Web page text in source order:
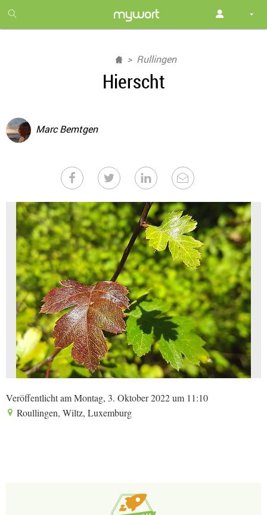
month
free
Rullingen
Hierscht
Marc Bemtgen
Veröffentlicht am Montag, 3. Oktober 2022 um 11:10
Roullingen, Wiltz, Luxemburg